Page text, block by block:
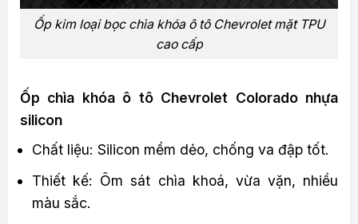
Ốp kim loại bọc chìa khóa ô tô Chevrolet mặt TPU
cao cấp
Ốp chìa khóa ô tô Chevrolet Colorado nhựa
silicon
Chất liệu: Silicon mềm dẻo, chống va đập tốt.
Thiết kế: Ôm sát chìa khoá, vừa vặn, nhiều
màu sắc.